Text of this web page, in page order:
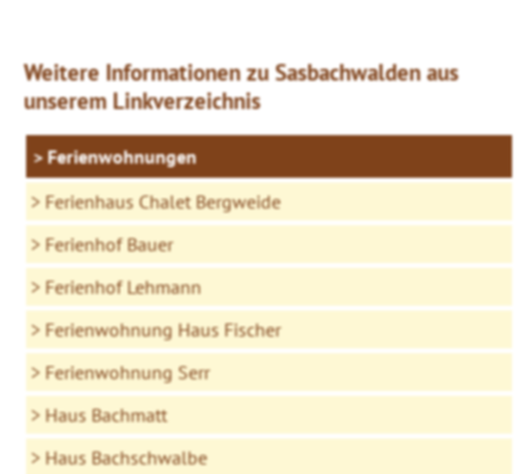
Weitere Informationen zu Sasbachwalden aus
unserem Linkverzeichnis
Ferienwohnungen
Ferienhaus Chalet Bergweide
Ferienhof Bauer
Ferienhof Lehmann
Ferienwohnung Haus Fischer
Ferienwohnung Serr
Haus Bachmatt
Haus Bachschwalbe